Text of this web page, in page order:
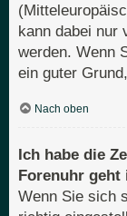
kann dabei nur
werden. Wenn
ein guter
Nach oben
Ich habe die
Forenuhr geht
Wenn Sie sich